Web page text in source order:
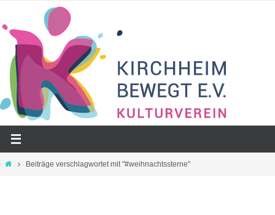
Inhalt
springen
StartBeiträge verschlagwortet mit "#weihnachtssterne"